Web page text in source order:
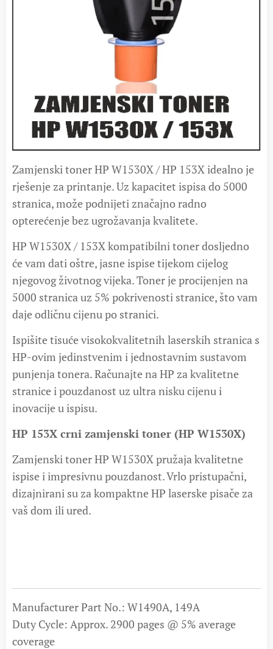
Zamjenski toner HP W1530X / HP 153X idealno je
rješenje za printanje. Uz kapacitet ispisa do 5000
stranica, može podnijeti značajno radno
opterećenje bez ugrožavanja kvalitete.
HP W1530X / 153X kompatibilni toner dosljedno
će vam dati oštre, jasne ispise tijekom cijelog
njegovog životnog vijeka. Toner je procijenjen na
5000 stranica uz 5% pokrivenosti stranice, što vam
daje odličnu cijenu po stranici.
Ispišite tisuće visokokvalitetnih laserskih stranica s
HP-ovim jedinstvenim i jednostavnim sustavom
punjenja tonera. Računajte na HP za kvalitetne
stranice i pouzdanost uz ultra nisku cijenu i
inovacije u ispisu.
HP 153X crni zamjenski toner (HP W1530X)
Zamjenski toner HP W1530X pružaja kvalitetne
ispise i impresivnu pouzdanost. Vrlo pristupačni,
dizajnirani su za kompaktne HP laserske pisače za
vaš dom ili ured.
Manufacturer Part No.: W1490A, 149A
Duty Cycle: Approx. 2900 pages @ 5% average
coverage